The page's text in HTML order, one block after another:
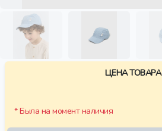
ЦЕНА ТОВАРА
* Была на момент наличия